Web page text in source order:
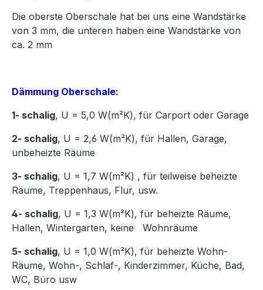
Die oberste Oberschale hat bei uns eine Wandstärke
von 3 mm, die unteren haben eine Wandstärke von
ca. 2 mm
Dämmung Oberschale:
1- schalig, U = 5,0 W(m²K), für Carport oder Garage
2- schalig, U = 2,6 W(m²K), für Hallen, Garage,
unbeheizte Räume
3- schalig, U = 1,7 W(m²K) , für teilweise beheizte
Räume, Treppenhaus, Flur, usw.
4- schalig, U = 1,3 W(m²K), für beheizte Räume,
Hallen, Wintergarten, keine Wohnräume
5- schalig, U = 1,0 W(m²K), für beheizte Wohn-
Räume, Wohn-, Schlaf-, Kinderzimmer, Küche, Bad,
WC, Büro usw